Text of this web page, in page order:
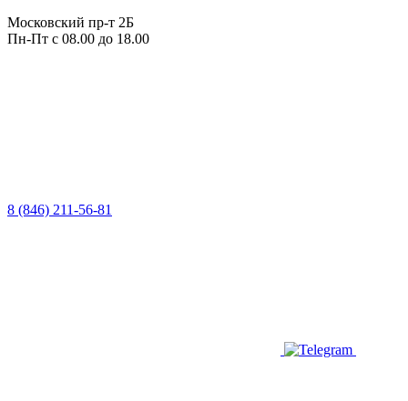
Московский пр-т 2Б
Пн-Пт с 08.00 до 18.00
8 (846) 211-56-81